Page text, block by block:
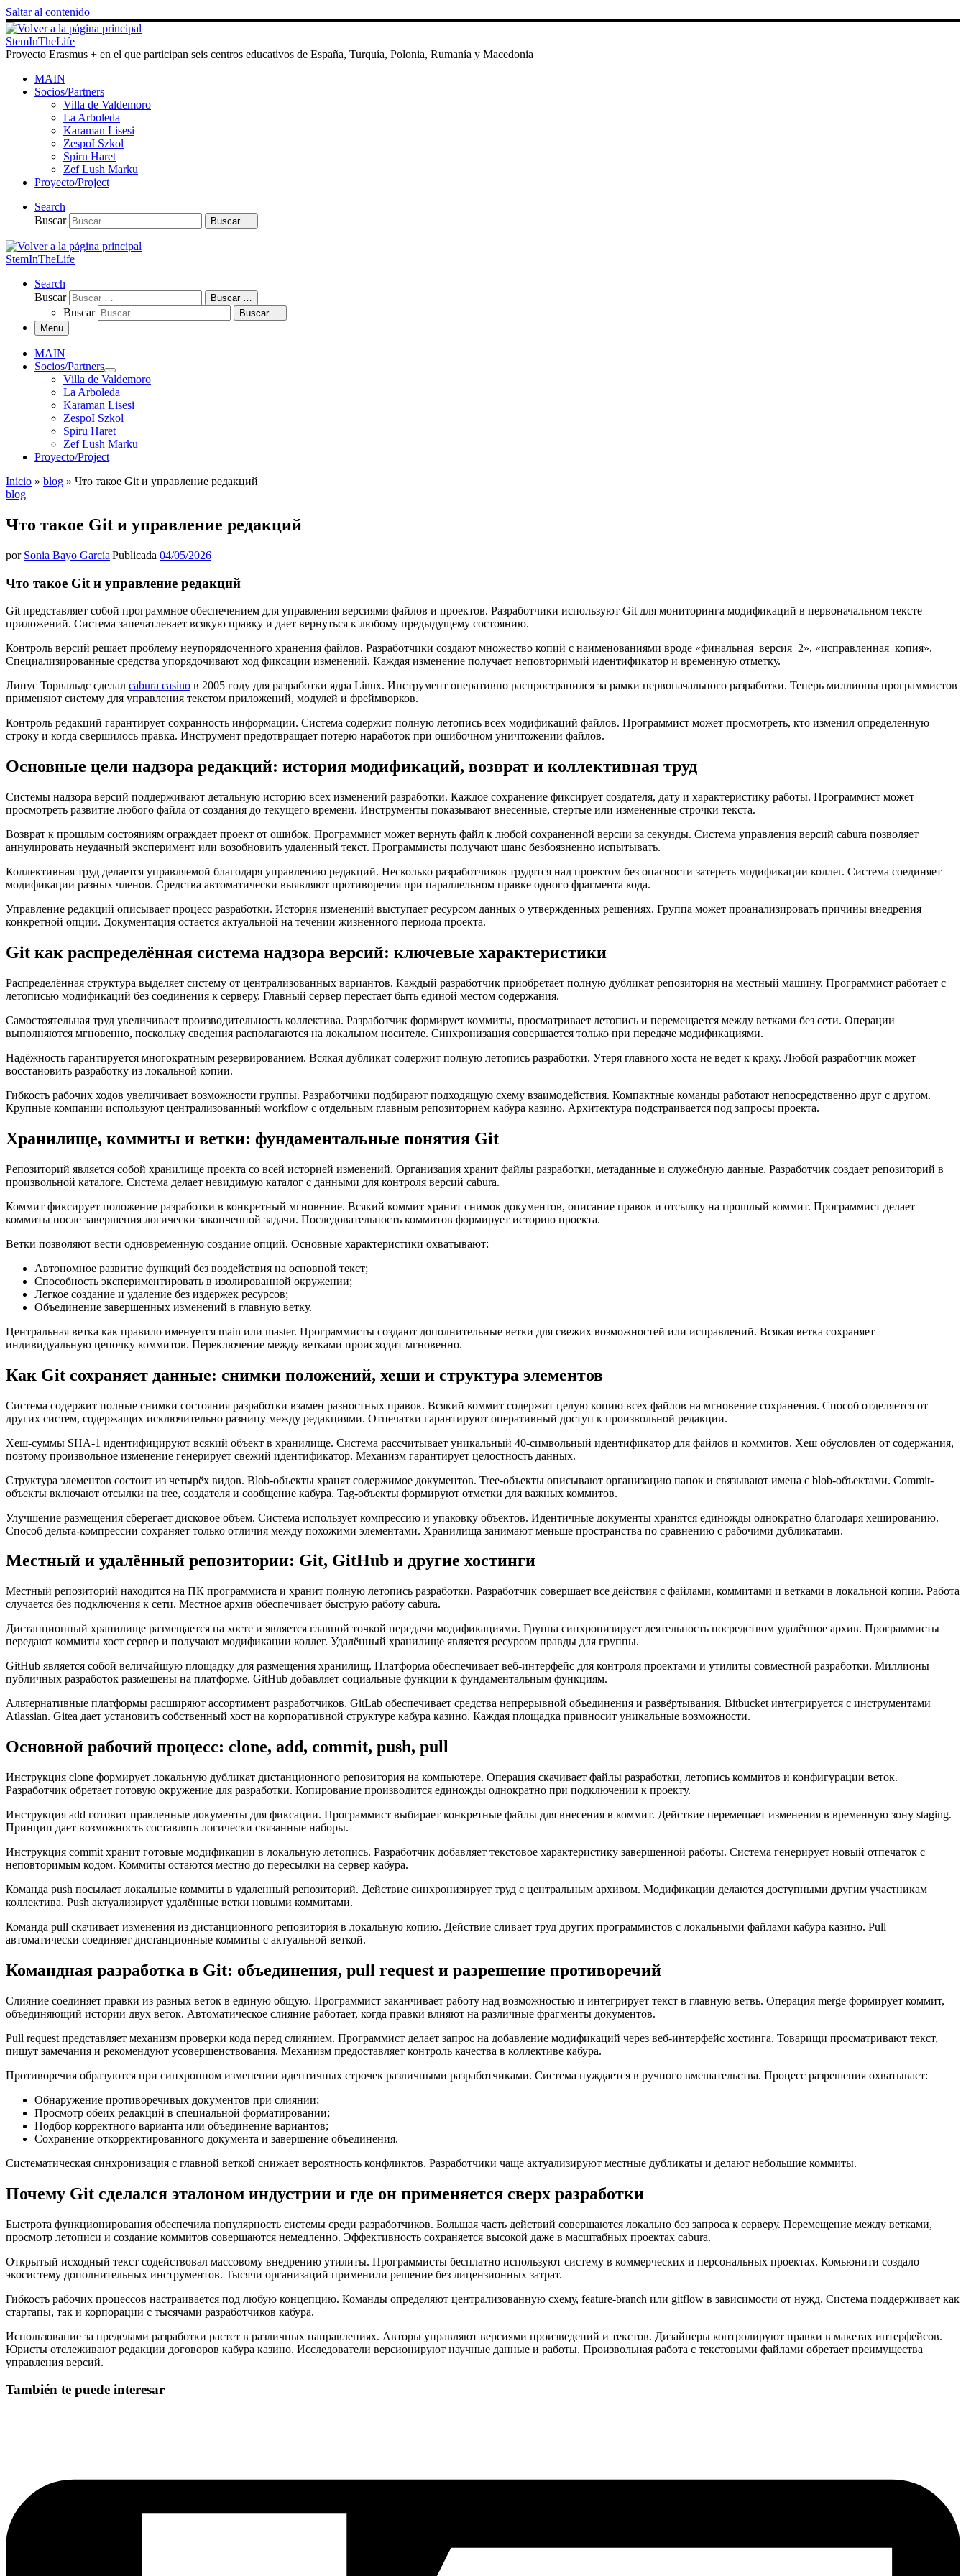
Saltar al contenido
StemInTheLife
Proyecto Erasmus + en el que participan seis centros educativos de España, Turquía, Polonia, Rumanía y Macedonia
MAIN
Socios/Partners
Villa de Valdemoro
La Arboleda
Karaman Lisesi
ZespoI Szkol
Spiru Haret
Zef Lush Marku
Proyecto/Project
Search
Buscar
Buscar …
StemInTheLife
Search
Buscar
Buscar …
Buscar
Buscar …
Menu
MAIN
Socios/Partners
Villa de Valdemoro
La Arboleda
Karaman Lisesi
ZespoI Szkol
Spiru Haret
Zef Lush Marku
Proyecto/Project
Inicio » blog » Что такое Git и управление редакций
blog
Что такое Git и управление редакций
por Sonia Bayo García|Publicada 04/05/2026
Что такое Git и управление редакций
Git представляет собой программное обеспечением для управления версиями файлов и проектов. Разработчики используют Git для мониторинга модификаций в первоначальном тексте
приложений. Система запечатлевает всякую правку и дает вернуться к любому предыдущему состоянию.
Контроль версий решает проблему неупорядоченного хранения файлов. Разработчики создают множество копий с наименованиями вроде «финальная_версия_2», «исправленная_копия».
Специализированные средства упорядочивают ход фиксации изменений. Каждая изменение получает неповторимый идентификатор и временную отметку.
Линус Торвальдс сделал cabura casino в 2005 году для разработки ядра Linux. Инструмент оперативно распространился за рамки первоначального разработки. Теперь миллионы программистов
применяют систему для управления текстом приложений, модулей и фреймворков.
Контроль редакций гарантирует сохранность информации. Система содержит полную летопись всех модификаций файлов. Программист может просмотреть, кто изменил определенную
строку и когда свершилось правка. Инструмент предотвращает потерю наработок при ошибочном уничтожении файлов.
Основные цели надзора редакций: история модификаций, возврат и коллективная труд
Системы надзора версий поддерживают детальную историю всех изменений разработки. Каждое сохранение фиксирует создателя, дату и характеристику работы. Программист может
просмотреть развитие любого файла от создания до текущего времени. Инструменты показывают внесенные, стертые или измененные строчки текста.
Возврат к прошлым состояниям ограждает проект от ошибок. Программист может вернуть файл к любой сохраненной версии за секунды. Система управления версий cabura позволяет
аннулировать неудачный эксперимент или возобновить удаленный текст. Программисты получают шанс безбоязненно испытывать.
Коллективная труд делается управляемой благодаря управлению редакций. Несколько разработчиков трудятся над проектом без опасности затереть модификации коллег. Система соединяет
модификации разных членов. Средства автоматически выявляют противоречия при параллельном правке одного фрагмента кода.
Управление редакций описывает процесс разработки. История изменений выступает ресурсом данных о утвержденных решениях. Группа может проанализировать причины внедрения
конкретной опции. Документация остается актуальной на течении жизненного периода проекта.
Git как распределённая система надзора версий: ключевые характеристики
Распределённая структура выделяет систему от централизованных вариантов. Каждый разработчик приобретает полную дубликат репозитория на местный машину. Программист работает с
летописью модификаций без соединения к серверу. Главный сервер перестает быть единой местом содержания.
Самостоятельная труд увеличивает производительность коллектива. Разработчик формирует коммиты, просматривает летопись и перемещается между ветками без сети. Операции
выполняются мгновенно, поскольку сведения располагаются на локальном носителе. Синхронизация совершается только при передаче модификациями.
Надёжность гарантируется многократным резервированием. Всякая дубликат содержит полную летопись разработки. Утеря главного хоста не ведет к краху. Любой разработчик может
восстановить разработку из локальной копии.
Гибкость рабочих ходов увеличивает возможности группы. Разработчики подбирают подходящую схему взаимодействия. Компактные команды работают непосредственно друг с другом.
Крупные компании используют централизованный workflow с отдельным главным репозиторием кабура казино. Архитектура подстраивается под запросы проекта.
Хранилище, коммиты и ветки: фундаментальные понятия Git
Репозиторий является собой хранилище проекта со всей историей изменений. Организация хранит файлы разработки, метаданные и служебную данные. Разработчик создает репозиторий в
произвольной каталоге. Система делает невидимую каталог с данными для контроля версий cabura.
Коммит фиксирует положение разработки в конкретный мгновение. Всякий коммит хранит снимок документов, описание правок и отсылку на прошлый коммит. Программист делает
коммиты после завершения логически законченной задачи. Последовательность коммитов формирует историю проекта.
Ветки позволяют вести одновременную создание опций. Основные характеристики охватывают:
Автономное развитие функций без воздействия на основной текст;
Способность экспериментировать в изолированной окружении;
Легкое создание и удаление без издержек ресурсов;
Объединение завершенных изменений в главную ветку.
Центральная ветка как правило именуется main или master. Программисты создают дополнительные ветки для свежих возможностей или исправлений. Всякая ветка сохраняет
индивидуальную цепочку коммитов. Переключение между ветками происходит мгновенно.
Как Git сохраняет данные: снимки положений, хеши и структура элементов
Система содержит полные снимки состояния разработки взамен разностных правок. Всякий коммит содержит целую копию всех файлов на мгновение сохранения. Способ отделяется от
других систем, содержащих исключительно разницу между редакциями. Отпечатки гарантируют оперативный доступ к произвольной редакции.
Хеш-суммы SHA-1 идентифицируют всякий объект в хранилище. Система рассчитывает уникальный 40-символьный идентификатор для файлов и коммитов. Хеш обусловлен от содержания,
поэтому произвольное изменение генерирует свежий идентификатор. Механизм гарантирует целостность данных.
Структура элементов состоит из четырёх видов. Blob-объекты хранят содержимое документов. Tree-объекты описывают организацию папок и связывают имена с blob-объектами. Commit-
объекты включают отсылки на tree, создателя и сообщение кабура. Tag-объекты формируют отметки для важных коммитов.
Улучшение размещения сберегает дисковое объем. Система использует компрессию и упаковку объектов. Идентичные документы хранятся единожды однократно благодаря хешированию.
Способ дельта-компрессии сохраняет только отличия между похожими элементами. Хранилища занимают меньше пространства по сравнению с рабочими дубликатами.
Местный и удалённый репозитории: Git, GitHub и другие хостинги
Местный репозиторий находится на ПК программиста и хранит полную летопись разработки. Разработчик совершает все действия с файлами, коммитами и ветками в локальной копии. Работа
случается без подключения к сети. Местное архив обеспечивает быструю работу cabura.
Дистанционный хранилище размещается на хосте и является главной точкой передачи модификациями. Группа синхронизирует деятельность посредством удалённое архив. Программисты
передают коммиты хост сервер и получают модификации коллег. Удалённый хранилище является ресурсом правды для группы.
GitHub является собой величайшую площадку для размещения хранилищ. Платформа обеспечивает веб-интерфейс для контроля проектами и утилиты совместной разработки. Миллионы
публичных разработок размещены на платформе. GitHub добавляет социальные функции к фундаментальным функциям.
Альтернативные платформы расширяют ассортимент разработчиков. GitLab обеспечивает средства непрерывной объединения и развёртывания. Bitbucket интегрируется с инструментами
Atlassian. Gitea дает установить собственный хост на корпоративной структуре кабура казино. Каждая площадка привносит уникальные возможности.
Основной рабочий процесс: clone, add, commit, push, pull
Инструкция clone формирует локальную дубликат дистанционного репозитория на компьютере. Операция скачивает файлы разработки, летопись коммитов и конфигурации веток.
Разработчик обретает готовую окружение для разработки. Копирование производится единожды однократно при подключении к проекту.
Инструкция add готовит правленные документы для фиксации. Программист выбирает конкретные файлы для внесения в коммит. Действие перемещает изменения в временную зону staging.
Принцип дает возможность составлять логически связанные наборы.
Инструкция commit хранит готовые модификации в локальную летопись. Разработчик добавляет текстовое характеристику завершенной работы. Система генерирует новый отпечаток с
неповторимым кодом. Коммиты остаются местно до пересылки на сервер кабура.
Команда push посылает локальные коммиты в удаленный репозиторий. Действие синхронизирует труд с центральным архивом. Модификации делаются доступными другим участникам
коллектива. Push актуализирует удалённые ветки новыми коммитами.
Команда pull скачивает изменения из дистанционного репозитория в локальную копию. Действие сливает труд других программистов с локальными файлами кабура казино. Pull
автоматически соединяет дистанционные коммиты с актуальной веткой.
Командная разработка в Git: объединения, pull request и разрешение противоречий
Слияние соединяет правки из разных веток в единую общую. Программист заканчивает работу над возможностью и интегрирует текст в главную ветвь. Операция merge формирует коммит,
объединяющий истории двух веток. Автоматическое слияние работает, когда правки влияют на различные фрагменты документов.
Pull request представляет механизм проверки кода перед слиянием. Программист делает запрос на добавление модификаций через веб-интерфейс хостинга. Товарищи просматривают текст,
пишут замечания и рекомендуют усовершенствования. Механизм предоставляет контроль качества в коллективе кабура.
Противоречия образуются при синхронном изменении идентичных строчек различными разработчиками. Система нуждается в ручного вмешательства. Процесс разрешения охватывает:
Обнаружение противоречивых документов при слиянии;
Просмотр обеих редакций в специальной форматировании;
Подбор корректного варианта или объединение вариантов;
Сохранение откорректированного документа и завершение объединения.
Систематическая синхронизация с главной веткой снижает вероятность конфликтов. Разработчики чаще актуализируют местные дубликаты и делают небольшие коммиты.
Почему Git сделался эталоном индустрии и где он применяется сверх разработки
Быстрота функционирования обеспечила популярность системы среди разработчиков. Большая часть действий совершаются локально без запроса к серверу. Перемещение между ветками,
просмотр летописи и создание коммитов совершаются немедленно. Эффективность сохраняется высокой даже в масштабных проектах cabura.
Открытый исходный текст содействовал массовому внедрению утилиты. Программисты бесплатно используют систему в коммерческих и персональных проектах. Комьюнити создало
экосистему дополнительных инструментов. Тысячи организаций применили решение без лицензионных затрат.
Гибкость рабочих процессов настраивается под любую концепцию. Команды определяют централизованную схему, feature-branch или gitflow в зависимости от нужд. Система поддерживает как
стартапы, так и корпорации с тысячами разработчиков кабура.
Использование за пределами разработки растет в различных направлениях. Авторы управляют версиями произведений и текстов. Дизайнеры контролируют правки в макетах интерфейсов.
Юристы отслеживают редакции договоров кабура казино. Исследователи версионируют научные данные и работы. Произвольная работа с текстовыми файлами обретает преимущества
управления версий.
También te puede interesar